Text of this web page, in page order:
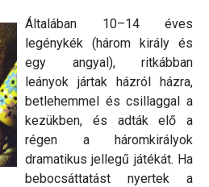
Általában 10–14 éves
legénykék (három király és
egy angyal), ritkábban
leányok jártak házról házra,
betlehemmel és csillaggal a
kezükben, és adták elő a
régen a háromkirályok
dramatikus jellegű játékát. Ha
bebocsáttatást nyertek a